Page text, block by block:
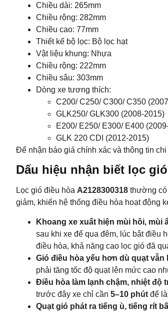
Chiều dài: 265mm
Chiều rộng: 282mm
Chiều cao: 77mm
Thiết kế bộ lọc: Bộ lọc hạt
Vật liệu khung: Nhựa
Chiều rộng: 222mm
Chiều sâu: 303mm
Dòng xe tương thích:
C200/ C250/ C300/ C350
GLK250/ GLK300 (2008-2015)
E200/ E250/ E300/ E400
GLK 220 CDI (2012-2015)
Để nhận báo giá chính xác và thông tin
Dấu hiệu nhận biết lọc
Lọc gió điều hòa A2128300318 thường có
giảm, khiến hệ thống điều hòa hoạt động
Khoang xe xuất hiện mùi hôi, mùi
sau khi xe để qua đêm, lúc bật điều
điều hòa, khả năng cao lọc gió đã
Gió điều hòa yếu hơn dù quạt vẫn
phải tăng tốc độ quạt lên mức cao
Điều hòa làm lạnh chậm, nhiệt
trước đây xe chỉ cần 5–10 phút để
Quạt gió phát ra tiếng ù, tiếng rít